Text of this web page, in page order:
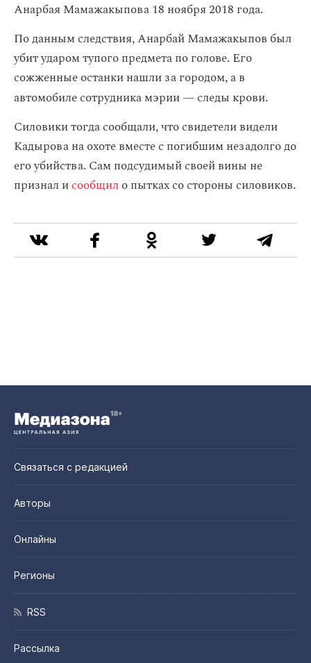
Анарбая Мамажакыпова 18 ноября 2018 года.
По данным следствия, Анарбай Мамажакыпов был
убит ударом тупого предмета по голове. Его
сожженные останки нашли за городом, а в
автомобиле сотрудника мэрии— следы крови.
Силовики тогда сообщали, что свидетели видели
Кадырова на охоте вместе с погибшим незадолго до
его убийства. Сам подсудимый своей вины не
признал исообщил о пытках со стороны силовиков.
Связаться с редакцией
Авторы
Онлайны
Регионы
RSS
Рассылка